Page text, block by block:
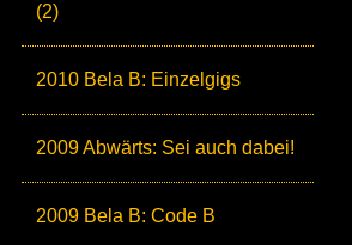
(2)
2010 Bela B: Einzelgigs
2009 Abwärts: Sei auch dabei!
2009 Bela B: Code B